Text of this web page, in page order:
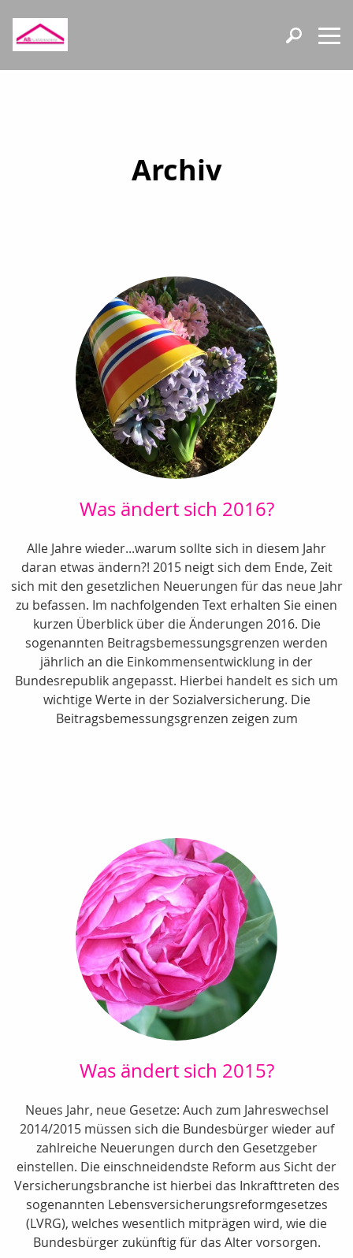
Archiv
Was ändert sich 2016?
Alle Jahre wieder...warum sollte sich in diesem Jahr
daran etwas ändern?! 2015 neigt sich dem Ende, Zeit
sich mit den gesetzlichen Neuerungen für das neue Jahr
zu befassen. Im nachfolgenden Text erhalten Sie einen
kurzen Überblick über die Änderungen 2016. Die
sogenannten Beitragsbemessungsgrenzen werden
jährlich an die Einkommensentwicklung in der
Bundesrepublik angepasst. Hierbei handelt es sich um
wichtige Werte in der Sozialversicherung. Die
Beitragsbemessungsgrenzen zeigen zum
Was ändert sich 2015?
Neues Jahr, neue Gesetze: Auch zum Jahreswechsel
2014/2015 müssen sich die Bundesbürger wieder auf
zahlreiche Neuerungen durch den Gesetzgeber
einstellen. Die einschneidendste Reform aus Sicht der
Versicherungsbranche ist hierbei das Inkrafttreten des
sogenannten Lebensversicherungsreformgesetzes
(LVRG), welches wesentlich mitprägen wird, wie die
Bundesbürger zukünftig für das Alter vorsorgen.